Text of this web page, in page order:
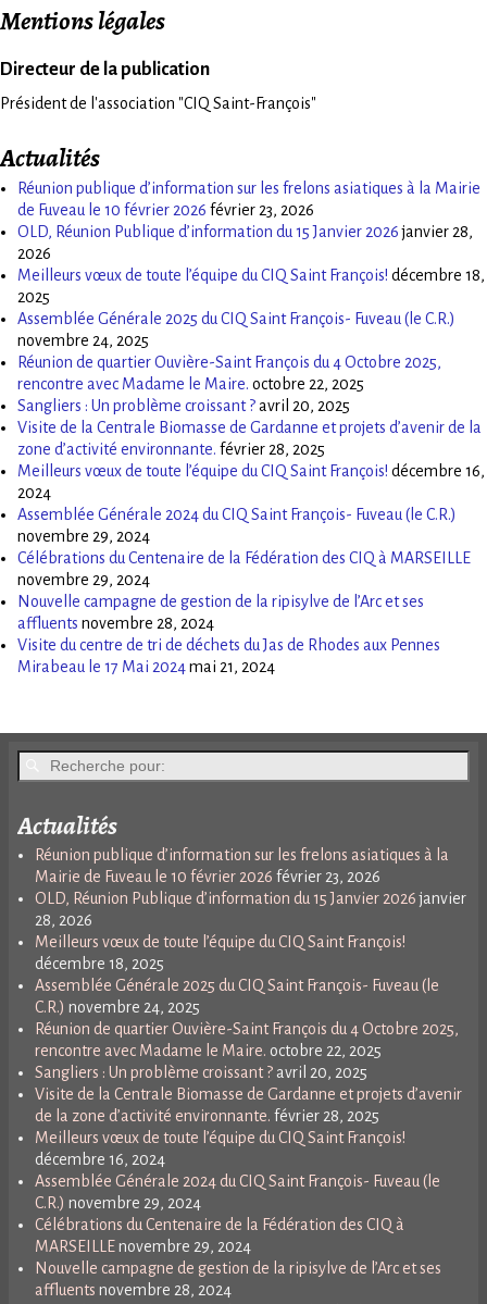
Mentions légales
Directeur de la publication
Président de l'association "CIQ Saint-François"
Actualités
Réunion publique d’information sur les frelons asiatiques à la Mairie
de Fuveau le 10 février 2026 février 23, 2026
OLD, Réunion Publique d’information du 15 Janvier 2026 janvier 28,
2026
Meilleurs vœux de toute l’équipe du CIQ Saint François! décembre 18,
2025
Assemblée Générale 2025 du CIQ Saint François- Fuveau (le C.R.)
novembre 24, 2025
Réunion de quartier Ouvière-Saint François du 4 Octobre 2025,
rencontre avec Madame le Maire. octobre 22, 2025
Sangliers : Un problème croissant ?avril 20, 2025
Visite de la Centrale Biomasse de Gardanne et projets d’avenir de la
zone d’activité environnante. février 28, 2025
Meilleurs vœux de toute l’équipe du CIQ Saint François! décembre 16,
2024
Assemblée Générale 2024 du CIQ Saint François- Fuveau (le C.R.)
novembre 29, 2024
Célébrations du Centenaire de la Fédération des CIQ à MARSEILLE
novembre 29, 2024
Nouvelle campagne de gestion de la ripisylve de l’Arc et ses
affluents novembre 28, 2024
Visite du centre de tri de déchets du Jas de Rhodes aux Pennes
Mirabeau le 17 Mai 2024mai 21, 2024
Actualités
Réunion publique d’information sur les frelons asiatiques à la
Mairie de Fuveau le 10 février 2026 février 23, 2026
OLD, Réunion Publique d’information du 15 Janvier 2026 janvier
28, 2026
Meilleurs vœux de toute l’équipe du CIQ Saint François!
décembre 18, 2025
Assemblée Générale 2025 du CIQ Saint François- Fuveau (le
C.R.) novembre 24, 2025
Réunion de quartier Ouvière-Saint François du 4 Octobre 2025,
rencontre avec Madame le Maire. octobre 22, 2025
Sangliers : Un problème croissant ? avril 20, 2025
Visite de la Centrale Biomasse de Gardanne et projets d’avenir
de la zone d’activité environnante. février 28, 2025
Meilleurs vœux de toute l’équipe du CIQ Saint François!
décembre 16, 2024
Assemblée Générale 2024 du CIQ Saint François- Fuveau (le
C.R.) novembre 29, 2024
Célébrations du Centenaire de la Fédération des CIQ à
MARSEILLEnovembre 29, 2024
Nouvelle campagne de gestion de la ripisylve de l’Arc et ses
affluents novembre 28, 2024